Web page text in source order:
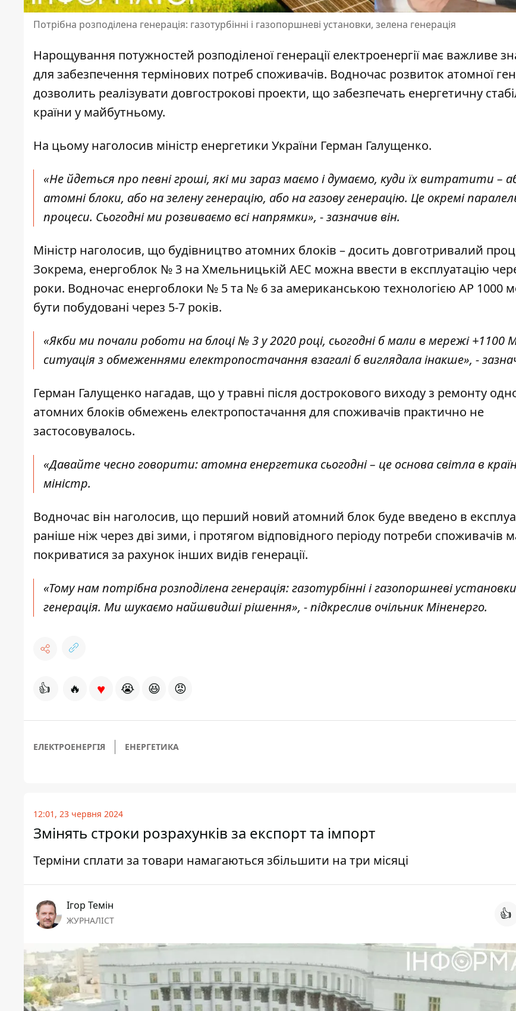
Потрібна розподілена генерація: газотурбінні і газопоршневі установки, зелена генерація
Нарощування потужностей розподіленої генерації електроенергії має важливе
для забезпечення термінових потреб споживачів. Водночас розвиток атомної
дозволить реалізувати довгострокові проекти, що забезпечать енергетичну
країни у майбутньому.
На цьому наголосив міністр енергетики України Герман Галущенко.
«Не йдеться про певні гроші, які ми зараз маємо і думаємо, куди їх витратити –
атомні блоки, або на зелену генерацію, або на газову генерацію. Це окремі
процеси. Сьогодні ми розвиваємо всі напрямки», - зазначив він.
Міністр наголосив, що будівництво атомних блоків – досить довготривалий
Зокрема, енергоблок № 3 на Хмельницькій АЕС можна ввести в експлуатацію
роки. Водночас енергоблоки № 5 та № 6 за американською технологією AP 1000
бути побудовані через 5-7 років.
«Якби ми почали роботи на блоці № 3 у 2020 році, сьогодні б мали в мережі +1100
ситуація з обмеженнями електропостачання взагалі б виглядала інакше», -
Герман Галущенко нагадав, що у травні після дострокового виходу з ремонту
атомних блоків обмежень електропостачання для споживачів практично не
застосовувалось.
«Давайте чесно говорити: атомна енергетика сьогодні – це основа світла в
міністр.
Водночас він наголосив, що перший новий атомний блок буде введено в
раніше ніж через дві зими, і протягом відповідного періоду потреби споживачів
покриватися за рахунок інших видів генерації.
«Тому нам потрібна розподілена генерація: газотурбінні і газопоршневі
генерація. Ми шукаємо найшвидші рішення», - підкреслив очільник Міненерго.
👍 🔥 ♥ 😭 😆 😡
ЕЛЕКТРОЕНЕРГІЯ ЕНЕРГЕТИКА
12:01, 23 червня 2024
Змінять строки розрахунків за експорт та імпорт
Терміни сплати за товари намагаються збільшити на три місяці
Ігор Темін
ЖУРНАЛІСТ 👍